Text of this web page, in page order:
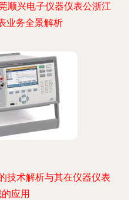
顺兴电子仪器仪表公浙江
业务全景解析
技术解析与其在仪器仪表
应用